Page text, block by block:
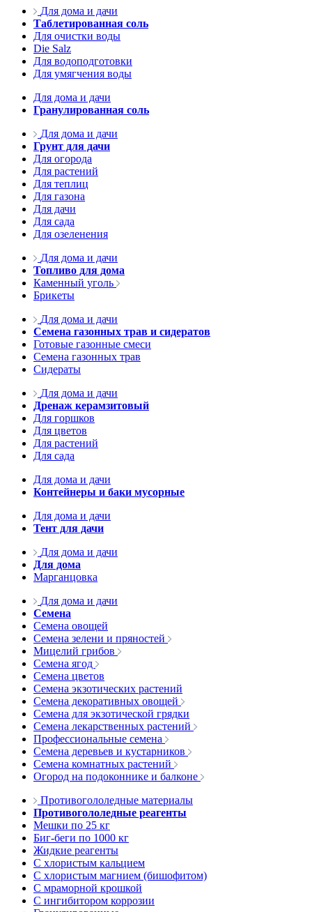
Для дома и дачи
Таблетированная соль
Для очистки воды
Die Salz
Для водоподготовки
Для умягчения воды
Для дома и дачи
Гранулированная соль
Для дома и дачи
Грунт для дачи
Для огорода
Для растений
Для теплиц
Для газона
Для дачи
Для сада
Для озеленения
Для дома и дачи
Топливо для дома
Каменный уголь
Брикеты
Для дома и дачи
Семена газонных трав и сидератов
Готовые газонные смеси
Семена газонных трав
Сидераты
Для дома и дачи
Дренаж керамзитовый
Для горшков
Для цветов
Для растений
Для сада
Для дома и дачи
Контейнеры и баки мусорные
Для дома и дачи
Тент для дачи
Для дома и дачи
Для дома
Марганцовка
Для дома и дачи
Семена
Семена овощей
Семена зелени и пряностей
Мицелий грибов
Семена ягод
Семена цветов
Семена экзотических растений
Семена декоративных овощей
Семена для экзотической грядки
Семена лекарственных растений
Профессиональные семена
Семена деревьев и кустарников
Семена комнатных растений
Огород на подоконнике и балконе
Противогололедные материалы
Противогололедные реагенты
Мешки по 25 кг
Биг-беги по 1000 кг
Жидкие реагенты
С хлористым кальцием
С хлористым магнием (бишофитом)
С мраморной крошкой
С ингибитором коррозии